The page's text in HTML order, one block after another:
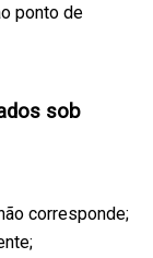
ponto de
sob
corresponde;